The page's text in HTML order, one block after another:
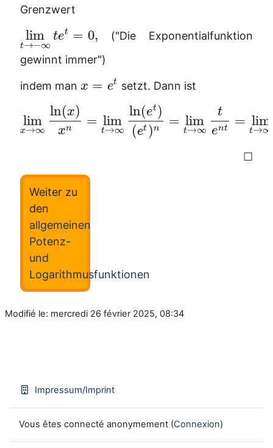
Grenzwert
lim
t→−∞
tet = 0, ("Die Exponentialfunktion
gewinnt immer")
indem man x = et setzt. Dann ist
lim
x→∞
ln(x)
xn = lim
t→∞
ln(et)
(et )n = lim
t→∞
t
ent = lim
t→∞
☐
Weiter zu
den
allgemeinen
Potenz-
und
Logarithmusfunktionen
Modifié le: mercredi 26 février 2025, 08:34
Impressum/Imprint
Vous êtes connecté anonymement (Connexion)